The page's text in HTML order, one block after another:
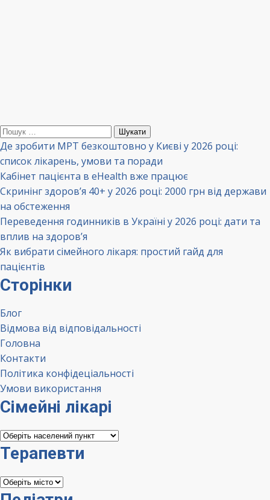
Пошук:
Де зробити МРТ безкоштовно у Києві у 2026 році:
список лікарень, умови та поради
Кабінет пацієнта в eHealth вже працює
Скринінг здоров’я 40+ у 2026 році: 2000 грн від держави
на обстеження
Переведення годинників в Україні у 2026 році: дати та
вплив на здоров’я
Як вибрати сімейного лікаря: простий гайд для
пацієнтів
Сторінки
Блог
Відмова від відповідальності
Головна
Контакти
Політика конфідеціальності
Умови використання
Сімейні лікарі
Сімейні
лікарі
Терапевти
Терапевти